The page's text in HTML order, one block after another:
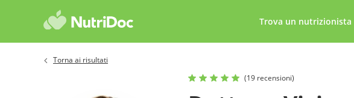
Trova un nutrizionista
Torna ai risultati
(19 recensioni)